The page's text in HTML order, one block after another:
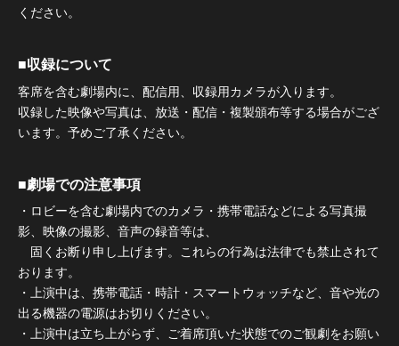
ください。
■収録について
客席を含む劇場内に、配信用、収録用カメラが入ります。
収録した映像や写真は、放送・配信・複製頒布等する場合がござ
います。予めご了承ください。
■劇場での注意事項
・ロビーを含む劇場内でのカメラ・携帯電話などによる写真撮
影、映像の撮影、音声の録音等は、
固くお断り申し上げます。これらの行為は法律でも禁止されて
おります。
・上演中は、携帯電話・時計・スマートウォッチなど、音や光の
出る機器の電源はお切りください。
・上演中は立ち上がらず、ご着席頂いた状態でのご観劇をお願い